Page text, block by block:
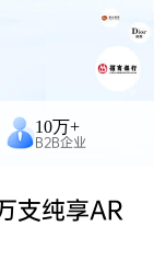
10万+
B2B企业
支纯享AR